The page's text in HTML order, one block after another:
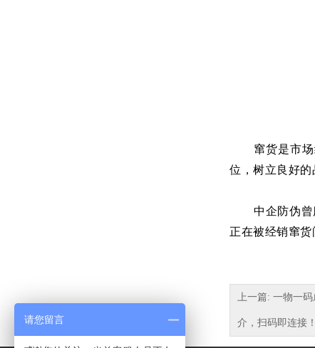
窜货是市
位，树立良好的
中企防伪
正在被经销窜
上一篇: 一物一
介，扫码即连接！
请您留言